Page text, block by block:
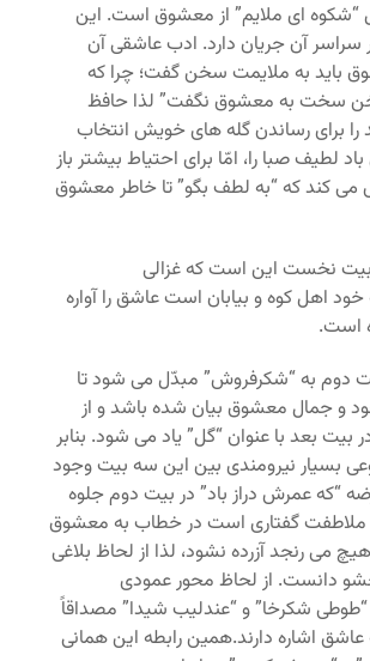
ای ملایم” از معشوق است. این
سراسر آن جریان دارد. ادب عاشقی آن
باید به ملایمت سخن گفت؛ چرا که
سخت به معشوق نگفت” لذا حافظ
را برای رساندن گله های خویش انتخاب
لطیف صبا را، امّا برای احتیاط بیشتر باز
کند که “به لطف بگو” تا خاطر معشوق
نخست این است که غزالی
اهل کوه و بیابان است عاشق را آواره
است.
دوم به “شکرفروش” مبدّل می شود تا
و جمال معشوق بیان شده باشد و از
بعد با عنوان “گل” یاد می شود. بنابر
بسیار نیرومندی بین این سه بیت وجود
“که عمرش دراز باد” در بیت دوم جلوه
ملاطفت گفتاری است در خطاب به معشوق
می رنجد آزرده نشود، لذا از لحاظ بلاغی
دانست. از لحاظ محور عمودی
“طوطی شکرخا” و “عندلیب شیدا” مصداقاً
اشاره دارند.همین رابطه این همانی